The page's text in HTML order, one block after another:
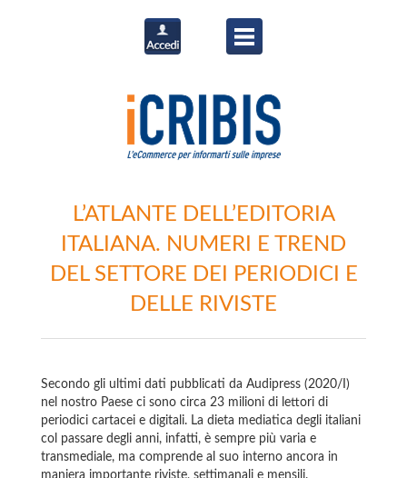
L’ATLANTE DELL’EDITORIA
ITALIANA. NUMERI E TREND
DEL SETTORE DEI PERIODICI E
DELLE RIVISTE
Secondo gli ultimi dati pubblicati da Audipress (2020/I)
nel nostro Paese ci sono circa 23 milioni di lettori di
periodici cartacei e digitali. La dieta mediatica degli italiani
col passare degli anni, infatti, è sempre più varia e
transmediale, ma comprende al suo interno ancora in
maniera importante riviste, settimanali e mensili.